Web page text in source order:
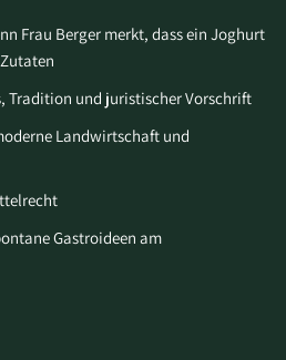
Frau Berger merkt, dass ein Joghurt
Tradition und juristischer Vorschrift
Landwirtschaft und
Gastroideen am